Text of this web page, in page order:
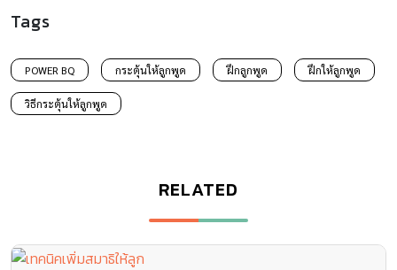
Tags
POWER BQ กระตุ้นให้ลูกพูด ฝึกลูกพูด ฝึกให้ลูกพูด
วิธีกระตุ้นให้ลูกพูด
RELATED